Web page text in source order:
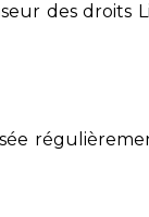
des droits